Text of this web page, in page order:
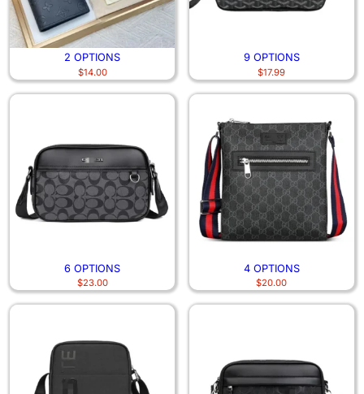
2 OPTIONS
$14.00
9 OPTIONS
$17.99
6 OPTIONS
$23.00
4 OPTIONS
$20.00